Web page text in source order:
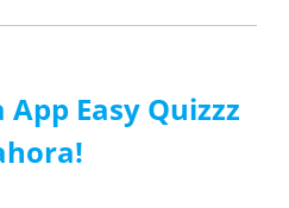
App Easy Quizzz